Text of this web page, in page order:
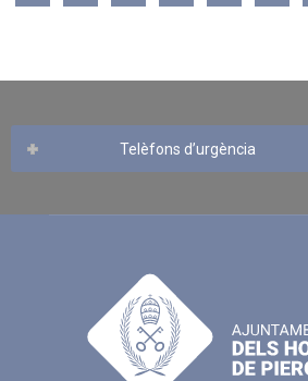
Telèfons d’urgència